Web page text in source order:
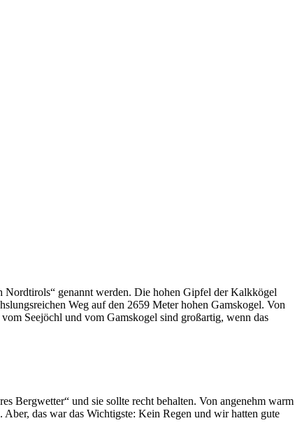
Nordtirols“ genannt werden. Die hohen Gipfel der Kalkkögel
Weg auf den 2659 Meter hohen Gamskogel. Von
Seejöchl und vom Gamskogel sind großartig, wenn das
Bergwetter“ und sie sollte recht behalten. Von angenehm warm
das war das Wichtigste: Kein Regen und wir hatten gute